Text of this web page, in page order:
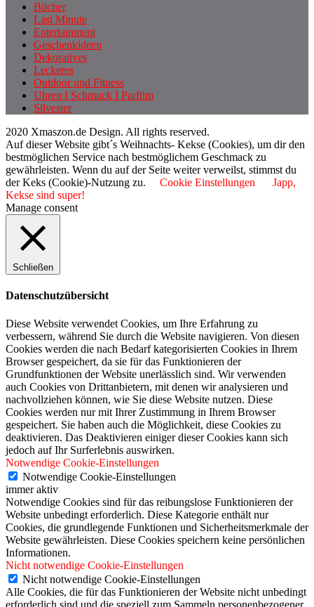
Bücher
Last Minute
Entertainment
Geschenkideen
Dekoratives
Leckeres
Outdoor und Fitness
Uhren I Schmuck I Parfüm
Silvester
2020 Xmaszon.de Design. All rights reserved.
Auf dieser Website gibt´s Weihnachts- Kekse (Cookies), um dir den
bestmöglichen Service nach bestmöglichem Geschmack zu
gewährleisten. Wenn du auf der Seite weiter verweilst, stimmst du
der Keks (Cookie)-Nutzung zu.
Cookie Einstellungen
Japp,
Kekse sind super!
Manage consent
Schließen
Datenschutzübersicht
Diese Website verwendet Cookies, um Ihre Erfahrung zu
verbessern, während Sie durch die Website navigieren. Von diesen
Cookies werden die nach Bedarf kategorisierten Cookies in Ihrem
Browser gespeichert, da sie für das Funktionieren der
Grundfunktionen der Website unerlässlich sind. Wir verwenden
auch Cookies von Drittanbietern, mit denen wir analysieren und
nachvollziehen können, wie Sie diese Website nutzen. Diese
Cookies werden nur mit Ihrer Zustimmung in Ihrem Browser
gespeichert. Sie haben auch die Möglichkeit, diese Cookies zu
deaktivieren. Das Deaktivieren einiger dieser Cookies kann sich
jedoch auf Ihr Surferlebnis auswirken.
Notwendige Cookie-Einstellungen
Notwendige Cookie-Einstellungen
immer aktiv
Notwendige Cookies sind für das reibungslose Funktionieren der
Website unbedingt erforderlich. Diese Kategorie enthält nur
Cookies, die grundlegende Funktionen und Sicherheitsmerkmale der
Website gewährleisten. Diese Cookies speichern keine persönlichen
Informationen.
Nicht notwendige Cookie-Einstellungen
Nicht notwendige Cookie-Einstellungen
Alle Cookies, die für das Funktionieren der Website nicht unbedingt
erforderlich sind und die speziell zum Sammeln personenbezogener